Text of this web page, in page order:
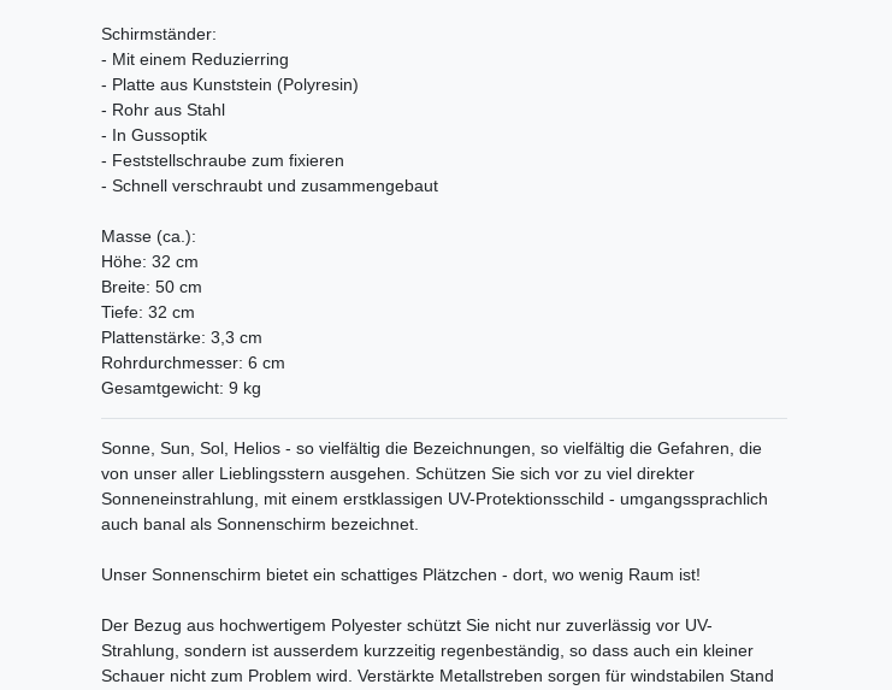
Schirmständer:
- Mit einem Reduzierring
- Platte aus Kunststein (Polyresin)
- Rohr aus Stahl
- In Gussoptik
- Feststellschraube zum fixieren
- Schnell verschraubt und zusammengebaut
Masse (ca.):
Höhe: 32 cm
Breite: 50 cm
Tiefe: 32 cm
Plattenstärke: 3,3 cm
Rohrdurchmesser: 6 cm
Gesamtgewicht: 9 kg
Sonne, Sun, Sol, Helios - so vielfältig die Bezeichnungen, so vielfältig die Gefahren, die
von unser aller Lieblingsstern ausgehen. Schützen Sie sich vor zu viel direkter
Sonneneinstrahlung, mit einem erstklassigen UV-Protektionsschild - umgangssprachlich
auch banal als Sonnenschirm bezeichnet.
Unser Sonnenschirm bietet ein schattiges Plätzchen - dort, wo wenig Raum ist!
Der Bezug aus hochwertigem Polyester schützt Sie nicht nur zuverlässig vor UV-
Strahlung, sondern ist ausserdem kurzzeitig regenbeständig, so dass auch ein kleiner
Schauer nicht zum Problem wird. Verstärkte Metallstreben sorgen für windstabilen Stand